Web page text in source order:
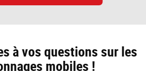
à vos questions sur les
mobiles !